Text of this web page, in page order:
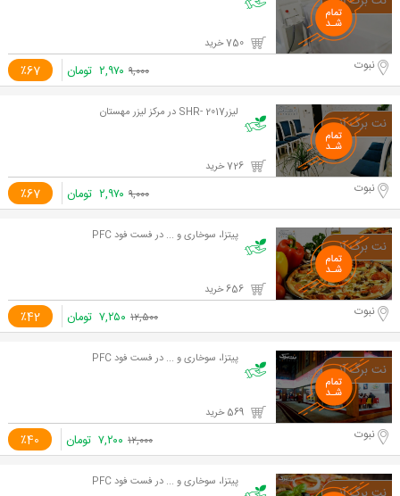
٪67 نبوت ۹,۰۰۰ ۲,۹۷۰ تومان
لیزر2017 -SHR در مرکز لیزر مهستان
٪67 نبوت ۹,۰۰۰ ۲,۹۷۰ تومان
پیتزا، سوخاری و ... در فست فود PFC
٪42 نبوت ۱۲,۵۰۰ ۷,۲۵۰ تومان
پیتزا، سوخاری و ... در فست فود PFC
٪40 نبوت ۱۲,۰۰۰ ۷,۲۰۰ تومان
پیتزا، سوخاری و ... در فست فود PFC